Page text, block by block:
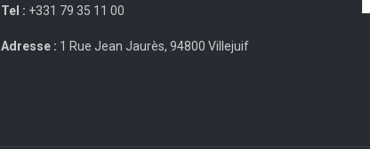
Tel : +331 79 35 11 00
Adresse : 1 Rue Jean Jaurès, 94800 Villejuif